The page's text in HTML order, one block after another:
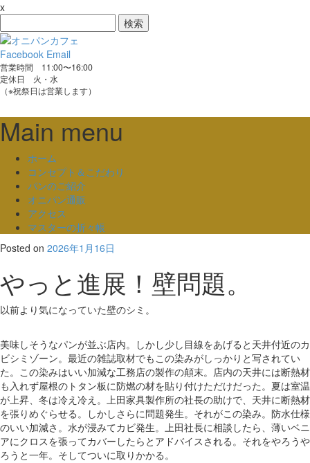
x
索:
Facebook Email
営業時間 11:00〜16:00
定休日 火・水
（※祝祭日は営業します）
Main menu
Skip
content
ホーム
コンセプト＆こだわり
パンのご紹介
オニパン通販
アクセス
マスターの折々帳
Posted on 2026年1月16日
やっと進展！壁問題。
以前より気になっていた壁のシミ。
美味しそうなパンが並ぶ店内。しかし少し目線をあげると天井付近のカ
ビシミゾーン。最近の雑誌取材でもこの染みがしっかりと写されてい
た。この染みはいい加減な工務店の製作の顛末。店内の天井には断熱材
も入れず屋根のトタン板に防燃の材を貼り付けただけだった。夏は室温
が上昇、冬は冷え冷え。上田家具製作所の社長の助けで、天井に断熱材
を張りめぐらせる。しかしさらに問題発生。それがこの染み。防水仕様
のいい加減さ。水が浸みてカビ発生。上田社長に相談したら、薄いベニ
アにクロスを張ってカバーしたらとアドバイスされる。それをやろうや
ろうと一年。そしてついに取りかかる。